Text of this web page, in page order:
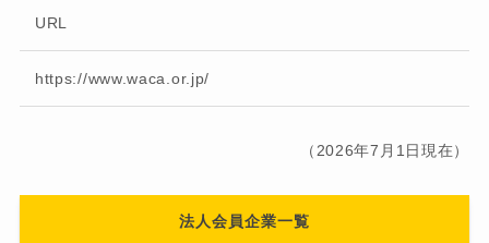
URL
https://www.waca.or.jp/
（2026年7月1日現在）
法人会員企業一覧